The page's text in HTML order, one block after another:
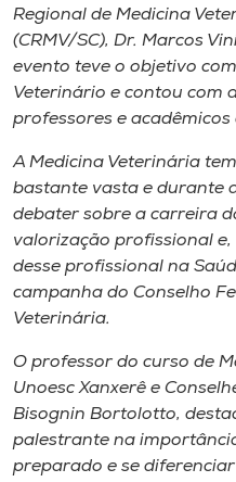
Selecione
o idioma
A+
A-
Regional de Medicina
(CRMV/SC), Dr. Marcos
evento teve o objetivo
Veterinário e contou com
professores e acadêmicos
A Medicina Veterinária
bastante vasta e durante
debater sobre a carreira
valorização profissional
desse profissional na
campanha do Conselho
Veterinária.
O professor do curso de
Unoesc Xanxerê e
Bisognin Bortolotto,
palestrante na
preparado e se